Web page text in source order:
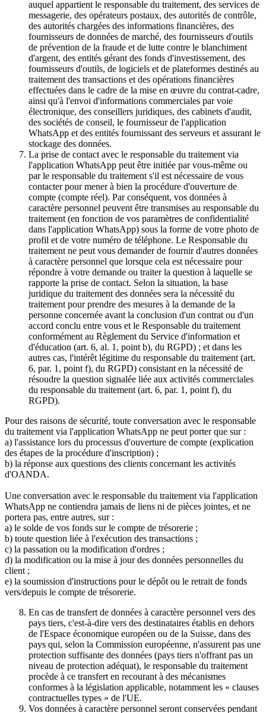
auquel appartient le responsable du traitement, des services de
messagerie, des opérateurs postaux, des autorités de contrôle,
des autorités chargées des informations financières, des
fournisseurs de données de marché, des fournisseurs d'outils
de prévention de la fraude et de lutte contre le blanchiment
d'argent, des entités gérant des fonds d'investissement, des
fournisseurs d'outils, de logiciels et de plateformes destinés au
traitement des transactions et des opérations financières
effectuées dans le cadre de la mise en œuvre du contrat-cadre,
ainsi qu'à l'envoi d'informations commerciales par voie
électronique, des conseillers juridiques, des cabinets d'audit,
des sociétés de conseil, le fournisseur de l'application
WhatsApp et des entités fournissant des serveurs et assurant le
stockage des données.
La prise de contact avec le responsable du traitement via
l'application WhatsApp peut être initiée par vous-même ou
par le responsable du traitement s'il est nécessaire de vous
contacter pour mener à bien la procédure d'ouverture de
compte (compte réel). Par conséquent, vos données à
caractère personnel peuvent être transmises au responsable du
traitement (en fonction de vos paramètres de confidentialité
dans l'application WhatsApp) sous la forme de votre photo de
profil et de votre numéro de téléphone. Le Responsable du
traitement ne peut vous demander de fournir d'autres données
à caractère personnel que lorsque cela est nécessaire pour
répondre à votre demande ou traiter la question à laquelle se
rapporte la prise de contact. Selon la situation, la base
juridique du traitement des données sera la nécessité du
traitement pour prendre des mesures à la demande de la
personne concernée avant la conclusion d'un contrat ou d'un
accord conclu entre vous et le Responsable du traitement
conformément au Règlement du Service d'information et
d'éducation (art. 6, al. 1, point b), du RGPD) ; et dans les
autres cas, l'intérêt légitime du responsable du traitement (art.
6, par. 1, point f), du RGPD) consistant en la nécessité de
résoudre la question signalée liée aux activités commerciales
du responsable du traitement (art. 6, par. 1, point f), du
RGPD).
Pour des raisons de sécurité, toute conversation avec le responsable
du traitement via l'application WhatsApp ne peut porter que sur :
a) l'assistance lors du processus d'ouverture de compte (explication
des étapes de la procédure d'inscription) ;
b) la réponse aux questions des clients concernant les activités
d'OANDA.
Une conversation avec le responsable du traitement via l'application
WhatsApp ne contiendra jamais de liens ni de pièces jointes, et ne
portera pas, entre autres, sur :
a) le solde de vos fonds sur le compte de trésorerie ;
b) toute question liée à l'exécution des transactions ;
c) la passation ou la modification d'ordres ;
d) la modification ou la mise à jour des données personnelles du
client ;
e) la soumission d'instructions pour le dépôt ou le retrait de fonds
vers/depuis le compte de trésorerie.
En cas de transfert de données à caractère personnel vers des
pays tiers, c'est-à-dire vers des destinataires établis en dehors
de l'Espace économique européen ou de la Suisse, dans des
pays qui, selon la Commission européenne, n'assurent pas une
protection suffisante des données (pays tiers n'offrant pas un
niveau de protection adéquat), le responsable du traitement
procède à ce transfert en recourant à des mécanismes
conformes à la législation applicable, notamment les « clauses
contractuelles types » de l'UE.
Vos données à caractère personnel seront conservées pendant